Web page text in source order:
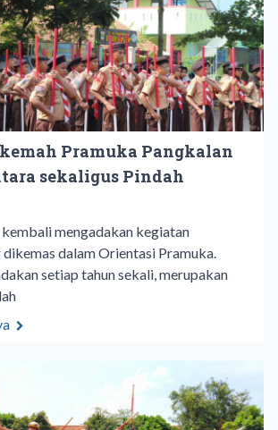
Pramuka Pangkalan
sekaligus Pindah
mengadakan kegiatan
dikemas dalam Orientasi Pramuka.
setiap tahun sekali, merupakan